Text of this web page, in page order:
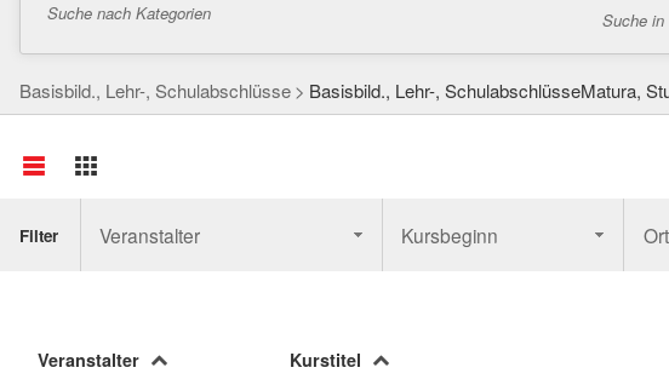
Suche nach Kategorien Suche in
Basisbild., Lehr-, Schulabschlüsse Basisbild., Lehr-, SchulabschlüsseMatura,
Filter Veranstalter Kursbeginn Ort
Veranstalter Kurstitel